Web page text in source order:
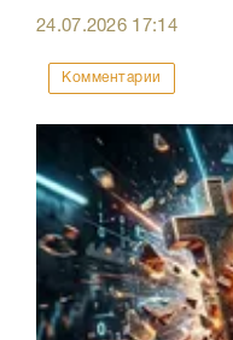
24.07.2026 17:14
Комментарии